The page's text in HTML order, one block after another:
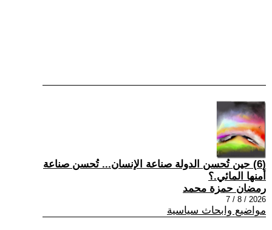
(6) حين تُحسن الدولة صناعة الإنسان... تُحسن صناعة
أمنها المائي.؟
رمضان حمزة محمد
2026 / 8 / 7
مواضيع وابحاث سياسية